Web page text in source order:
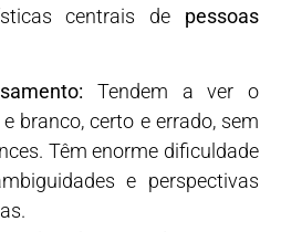
centrais de pessoas
Tendem a ver o
branco, certo e errado, sem
Têm enorme dificuldade
e perspectivas